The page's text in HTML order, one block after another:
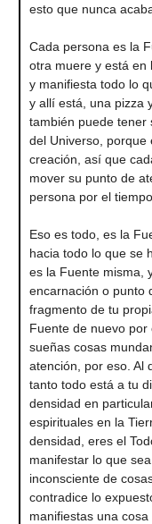
esto que nunca
Cada persona es la
otra muere y está en
y manifiesta todo lo
y allí está, una pizza
también puede tener
del Universo, porque
creación, así que
mover su punto de
persona por el
Eso es todo, es la
hacia todo lo que se
es la Fuente misma,
encarnación o punto
fragmento de tu
Fuente de nuevo
sueñas cosas
atención, por eso. Al
tanto todo está a tu
densidad en
espirituales en la
densidad, eres el
manifestar lo que
inconsciente de
contradice lo
manifiestas una